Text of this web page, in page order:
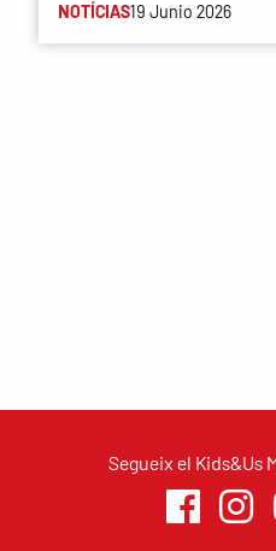
NOTÍCIAS19 Junio 2026
Segueix el Kids&Us